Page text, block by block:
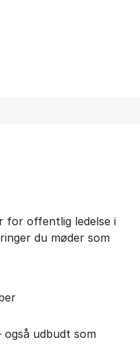
for offentlig ledelse i
du møder som
også udbudt som